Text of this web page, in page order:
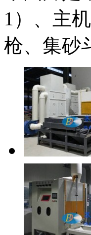
1）、主
枪、集砂